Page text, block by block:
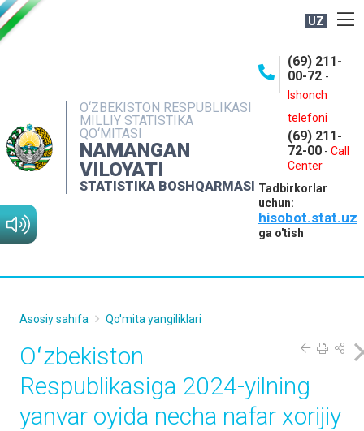
UZ
O‘ZBEKISTON RESPUBLIKASI
MILLIY STATISTIKA
QO‘MITASI
NAMANGAN
VILOYATI
STATISTIKA BOSHQARMASI
(69) 211-
00-72 -
Ishonch
telefoni
(69) 211-
72-00 - Call
Center
Tadbirkorlar
uchun:
hisobot.stat.uz
ga o'tish
NASHRLAR
INTERAKTIV XIZMATLAR
MATBUOT XIZMATI
MUROJAATLAR
Asosiy sahifa Qo'mita yangiliklari
Oʻzbekiston
Respublikasiga 2024-yilning
yanvar oyida necha nafar xorijiy